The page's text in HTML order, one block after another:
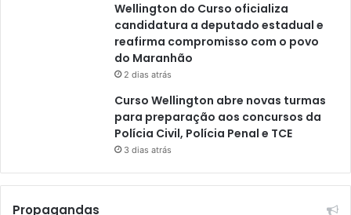
Wellington do Curso oficializa
candidatura a deputado estadual e
reafirma compromisso com o povo
do Maranhão
2 dias atrás
Curso Wellington abre novas turmas
para preparação aos concursos da
Polícia Civil, Polícia Penal e TCE
3 dias atrás
Propagandas